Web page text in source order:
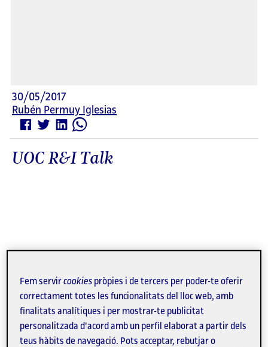
30/05/2017
Rubén Permuy Iglesias
UOC R&I Talk
Fem servircookies pròpies i de tercers per poder-te oferir
correctament totes les funcionalitats del lloc web, amb
finalitats analítiques i per mostrar-te publicitat
personalitzada d'acord amb un perfil elaborat a partir dels
teus hàbits de navegació. Pots acceptar, rebutjar o